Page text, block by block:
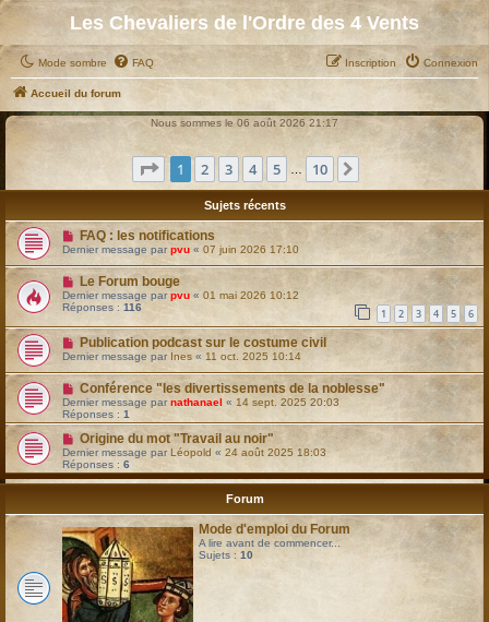
Les Chevaliers de l'Ordre des 4 Vents
Mode sombre FAQ Connexion
Inscription
Accueil du forum
Nous sommes le 06 août 2026 21:17
Page 1sur10
1 2 3 4 5 10
Sujets récents
FAQ : les notifications
Dernier message parpvu « 07 juin 2026 17:10
Le Forum bouge
Dernier message parpvu « 01 mai 2026 10:12
Réponses : 116 1 2 3 4 5 6
Publication podcast sur le costume civil
Dernier message par Ines « 11 oct. 2025 10:14
Conférence "les divertissements de la noblesse"
Dernier message parnathanael « 14 sept. 2025 20:03
Réponses : 1
Origine du mot "Travail au noir"
Dernier message par Léopold « 24 août 2025 18:03
Réponses : 6
Forum
Mode d'emploi du Forum
A lire avant de commencer...
Sujets : 10